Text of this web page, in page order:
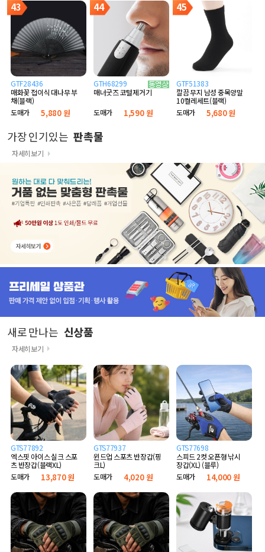
43
GTF28436
매화꽃 접이식 대나무 부
채(블랙)
도매가
5,880 원
44
GTH68299
매너굿즈 코털제거기
도매가
1,590 원
45
GTF51383
깔끔 무지 남성 중목양말
10켤레세트(블랙)
도매가
5,680 원
가장 인기있는 판촉물
자세히보기
새로 만나는 신상품
자세히보기
GTS77892
엑스핏 아이스 실크 스포
츠 반장갑(블랙XL)
도매가
13,870 원
GTS77937
윈드업 스포츠 반장갑(핑
크L)
도매가
4,020 원
GTS77698
스피드 2컷 오픈형 낚시
장갑(XL) (블루)
도매가
14,000 원